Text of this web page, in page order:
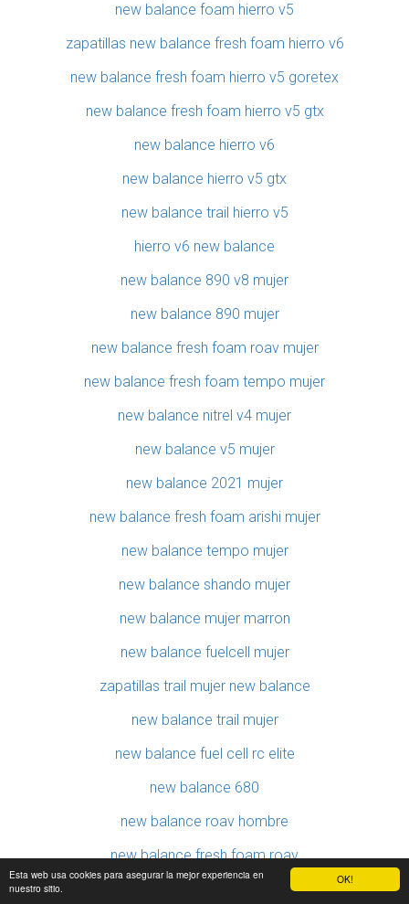
OK!
Esta web usa cookies para asegurar la mejor experiencia en
nuestro sitio.
new balance foam hierro v5
zapatillas new balance fresh foam hierro v6
new balance fresh foam hierro v5 goretex
new balance fresh foam hierro v5 gtx
new balance hierro v6
new balance hierro v5 gtx
new balance trail hierro v5
hierro v6 new balance
new balance 890 v8 mujer
new balance 890 mujer
new balance fresh foam roav mujer
new balance fresh foam tempo mujer
new balance nitrel v4 mujer
new balance v5 mujer
new balance 2021 mujer
new balance fresh foam arishi mujer
new balance tempo mujer
new balance shando mujer
new balance mujer marron
new balance fuelcell mujer
zapatillas trail mujer new balance
new balance trail mujer
new balance fuel cell rc elite
new balance 680
new balance roav hombre
new balance fresh foam roav